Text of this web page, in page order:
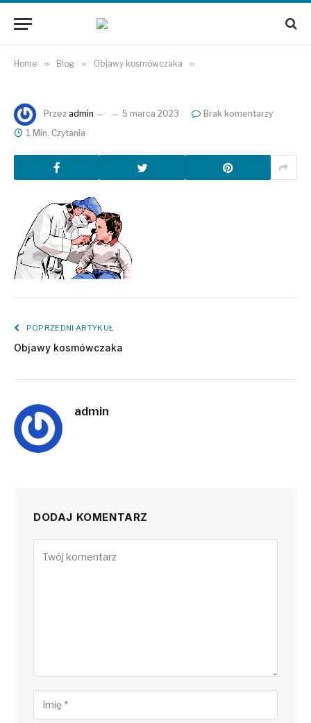
Home » Blog » Objawy kosmówczaka »
Przez admin 5 marca 2023
Brak komentarzy
1 Min. Czytania
POPRZEDNI ARTYKUŁ
Objawy kosmówczaka
admin
DODAJ KOMENTARZ